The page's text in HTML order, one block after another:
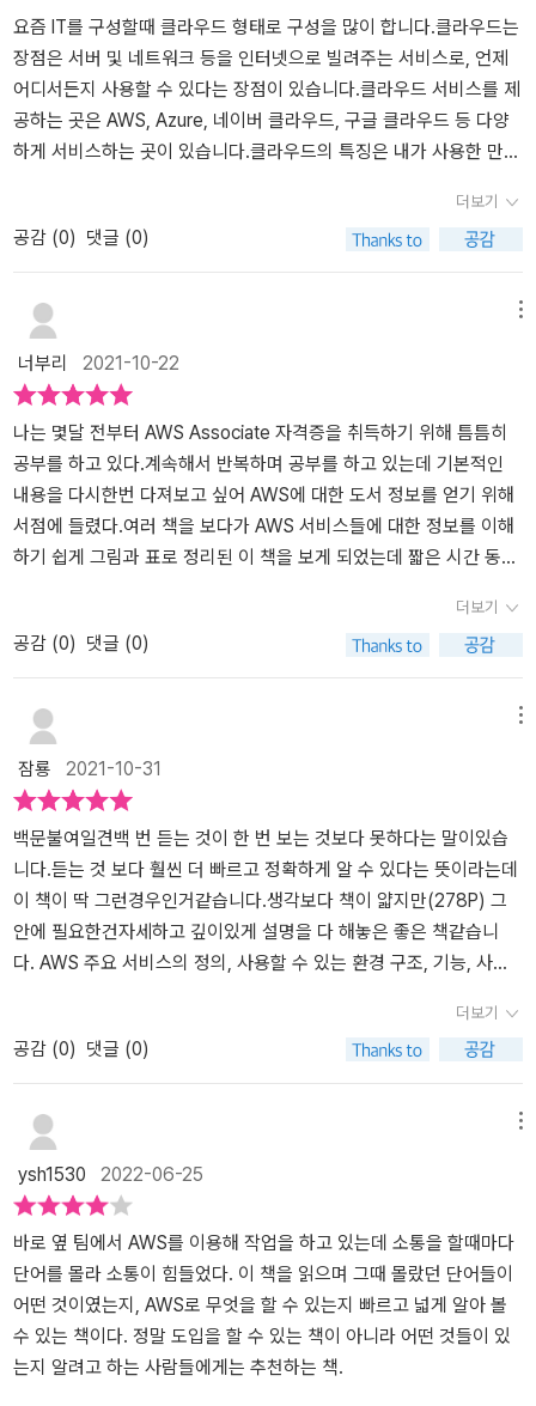
요즘 IT를 구성할때 클라우드 형태로 구성을 많이 합니다.클라우드는
장점은 서버 및 네트워크 등을 인터넷으로 빌려주는 서비스로, 언제
어디서든지 사용할 수 있다는 장점이 있습니다.클라우드 서비스를 제
공하는 곳은 AWS, Azure, 네이버 클라우드, 구글 클라우드 등 다양
하게 서비스하는 곳이 있습니다.클라우드의 특징은 내가 사용한 만큼
속 수가 늘어나는 경우에는 오토스캐링을 통해 서버를 늘렸다가 줄일
수도 있습니다.클라우드를 지탱하는 주된 기술은 가상화와 분산 처리
입니다.컴퓨터가 어떤 작업을 하려면 물리적인 메모리와 하드 디스
크, OS 등 다양한 부픔이 필요합니다. 이를 소프트웨어로 대체하는
것이 가상화 기술입니다.물리서버는 서버를 추가하거나 없애거나 하
기 힘든데 가상화기술을 통해 서버 추가 및 삭제가 손쉽게 가능하게
됩니다.기기 여러대를 분산하여 처리하는 것을 분산처리라고 합니다.
같은 기능을 가진 서버 여러대에 분배하여 처리하면 서버 1대의 부담
을 줄이고 서버가 응답할 수 없거나 다운되는 사태를 막을 수 있습니
다.사용자가 AWS의 여러가지 서비스를 사용하는 경우가 많아서 AW
S는 서비스를 종합적으로 관리할 수 있는 편리한 가능을 제공하고 있
습니다.서버 엔지니어와 같은 전문가가 없어도 운영할 수 있게 브라
재 사용하고 있는 PC에서 관리 화면에 로그인하면 누군든지 사용할
수 있는 장점이 있습니다.짧은시간에 실행 환경을 구출할 수 있는 가
상서버 EC2, 스토리지 서비스 S3, 가상 네트워크 VPC, 데이를 관리
하는 RDS 등 다양한 AWS 기능들을 확인해서 서버를 구성할 수 있게
끔 되어 있습니다.AWS는 다양한 할인정책 및 크레딧을 제공하기 때
문에 서버를 구성하고 싶은 사람들은 책을 통해서 구성할 수 있습니
다.
더보기
공감 (0) 댓글 (0)
너부리 2021-10-22
나는 몇달 전부터 AWS Associate 자격증을 취득하기 위해 틈틈히
공부를 하고 있다.계속해서 반복하며 공부를 하고 있는데 기본적인
내용을 다시한번 다져보고 싶어 AWS에 대한 도서 정보를 얻기 위해
서점에 들렸다.여러 책을 보다가 AWS 서비스들에 대한 정보를 이해
하기 쉽게 그림과 표로 정리된 이 책을 보게 되었는데 짧은 시간 동안
를 다졌다.책을 읽으면서 가장 좋았던 점은 아무래도 AWS를 실제로
사용해보지 못한 분이나 기본 개념을 익히고 싶은 독자들을 위해 쉽
게 쓰여져있었던 것과 AWS에서 제공하는 다양한 서비스에 대해 간
략하게 표로 정리되어 있었던 부분이었다.특히 이 표로 정리된 부분
은 시험 준비에 요점 정리로 활용하면 좋을 것 같다고 생각한다.이 외
에도 몇 가지 더 좋았던 점이 있다.첫번째로 중요 용어에 대해 형광색
으로 강조되어 있는 부분이다.여러 개발 도서를 읽어보면 처음 접하
는 용어들이 많이 있다.두껍고 어려운 책일수록 이런 용어들을 많이
접할 수 있는데, 이 책은 이런 용어들에 대해 형광색으로 강조되어 있
어 내용을 읽으면서도, 각 챕터를 다 읽은 후에도 중요 용어에 대해 리
마인드할 수 있어 개인적으로 도움이 되었다.두번째로 각 소챕터별로
내용을 정리해둔 부분이다.AWS 서비스 시 이용시 필수로, 자주 접하
에 주요 내용을 짧게 정리해둔 부분이 있다. 이 부분은 앞에서 말한 주
요 용어에 대한 설명이나 정책 등에 대해 정리해두어 용어와 함께 챕
터에서 어떤 내용을 다루었는지 알 수 있어 다시한번 훑어볼 수 있어
도움이 되었다.​​개인적으로 이 책을 통해 다시한번 AWS 서비스의 구
조와 기술에 대해서 리마인드해볼 수 있어서 좋았다.AWS를 접해보
지 못한 분들이나 Practitioner와 Associate 자격증을 준비하는 분들
에게 기초 개념을 정리해볼 수 있어서 도움이 되지 않을까 싶다.
더보기
공감 (0) 댓글 (0)
잠룡 2021-10-31
백문불여일견백 번 듣는 것이 한 번 보는 것보다 못하다는 말이있습
니다.듣는 것 보다 훨씬 더 빠르고 정확하게 알 수 있다는 뜻이라는데
이 책이 딱 그런경우인거같습니다.생각보다 책이 얇지만(278P) 그
안에 필요한건자세하고 깊이있게 설명을 다 해놓은 좋은 책같습니
다. AWS 주요 서비스의 정의, 사용할 수 있는 환경 구조, 기능, 사용
러스트만으로도 일목요연하게 정리하여 설명해서 머리에 잘들어올수
있게 해놓았고 솔직히 목차만 봐도 일목요연하게 잘 정리되어있습니
다 ~~7장 데이터베이스 서비스 Amazon RDS7.1 데이터베이스와 R
DB: 데이터를 관리하는 시스템7.2 Amazon RDS란: 주요 RDBMS를
제공하는 데이터베이스 서비스7.3 RDS에서 사용할 수 있는 DBMS:
데이터베이스 엔진을 선택한다7.4 RDS 사용 절차: 데이터베이스를
사용하기까지의 절차7.5 키 밸류 데이터베이스: 키를 관리하는 데이
터베이스 서비스7.6 그 외의 데이터베이스: 다양한 데이터베이스 서
비스를 제공한다~~ 저같은 경우는 DB쪽이 관심이있어 7장을 먼저보
고 다른것을 읽어봤는데전체적으로 내용이 유기적으로 연결되어있으
면서도따로따로 관심있거나 궁금한부분 먼저볼수있게 잘되어있어 읽
기 좋았습니다. 그리고 또 좋은 점은 책 중간중간 중요포인트에 하일
더보기
공감 (0) 댓글 (0)
ysh1530 2022-06-25
바로 옆 팀에서 AWS를 이용해 작업을 하고 있는데 소통을 할때마다
단어를 몰라 소통이 힘들었다. 이 책을 읽으며 그때 몰랐던 단어들이
어떤 것이였는지, AWS로 무엇을 할 수 있는지 빠르고 넓게 알아 볼
수 있는 책이다. 정말 도입을 할 수 있는 책이 아니라 어떤 것들이 있
는지 알려고 하는 사람들에게는 추천하는 책.